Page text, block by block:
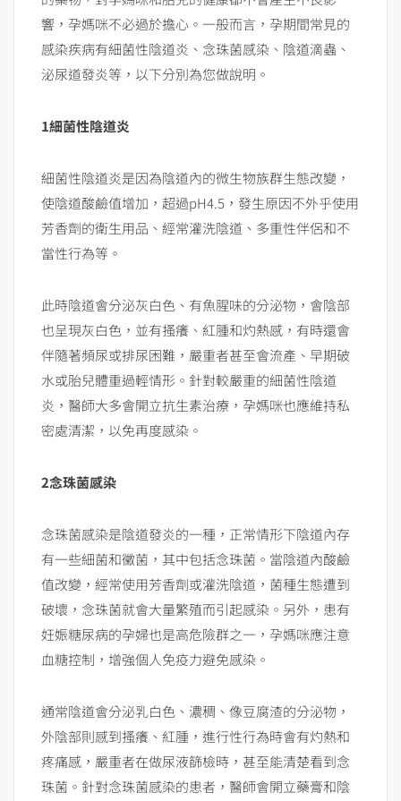
響，孕媽咪不必過於擔心。一般而言，孕期間常見的
感染疾病有細菌性陰道炎、念珠菌感染、陰道滴蟲、
泌尿道發炎等，以下分別為您做說明。
1細菌性陰道炎
細菌性陰道炎是因為陰道內的微生物族群生態改變，
使陰道酸鹼值增加，超過pH4.5，發生原因不外乎使用
芳香劑的衛生用品、經常灌洗陰道、多重性伴侶和不
當性行為等。
此時陰道會分泌灰白色、有魚腥味的分泌物，會陰部
也呈現灰白色，並有搔癢、紅腫和灼熱感，有時還會
伴隨著頻尿或排尿困難，嚴重者甚至會流產、早期破
水或胎兒體重過輕情形。針對較嚴重的細菌性陰道
炎，醫師大多會開立抗生素治療，孕媽咪也應維持私
密處清潔，以免再度感染。
2念珠菌感染
念珠菌感染是陰道發炎的一種，正常情形下陰道內存
有一些細菌和黴菌，其中包括念珠菌。當陰道內酸鹼
值改變，經常使用芳香劑或灌洗陰道，菌種生態遭到
破壞，念珠菌就會大量繁殖而引起感染。另外，患有
妊娠糖尿病的孕婦也是高危險群之一，孕媽咪應注意
血糖控制，增強個人免疫力避免感染。
通常陰道會分泌乳白色、濃稠、像豆腐渣的分泌物，
外陰部則感到搔癢、紅腫，進行性行為時會有灼熱和
疼痛感，嚴重者在做尿液篩檢時，甚至能清楚看到念
珠菌。針對念珠菌感染的患者，醫師會開立藥膏和陰